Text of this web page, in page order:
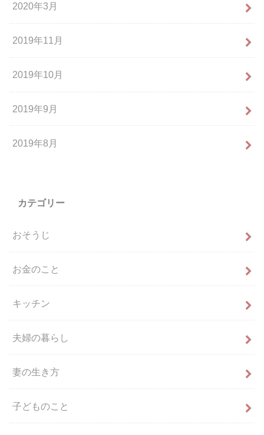
2020年3月
2019年11月
2019年10月
2019年9月
2019年8月
カテゴリー
おそうじ
お金のこと
キッチン
夫婦の暮らし
妻の生き方
子どものこと